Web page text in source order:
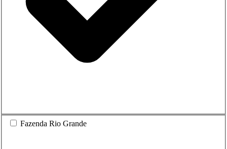
Fazenda Rio Grande